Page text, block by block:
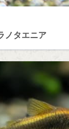
ノタエニア